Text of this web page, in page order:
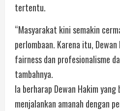
tertentu.
“Masyarakat kini semakin
perlombaan. Karena itu,
fairness dan profesionalisme
tambahnya.
Ia berharap Dewan Hakim
menjalankan amanah dengan